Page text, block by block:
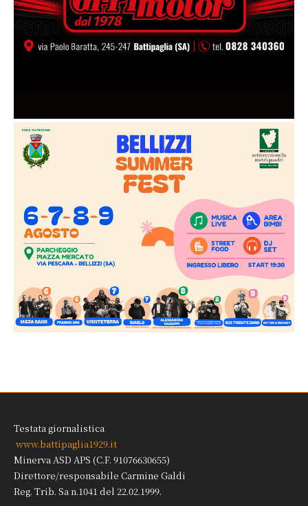
Testata giornalistica
www.battipaglia1929.it
Minerva ASD APS (C.F. 91076630655)
Direttore/responsabile Carmine Galdi
Reg. Trib. Sa n.1041 del 22.02.1999.